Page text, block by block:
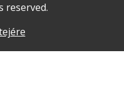
reserved.